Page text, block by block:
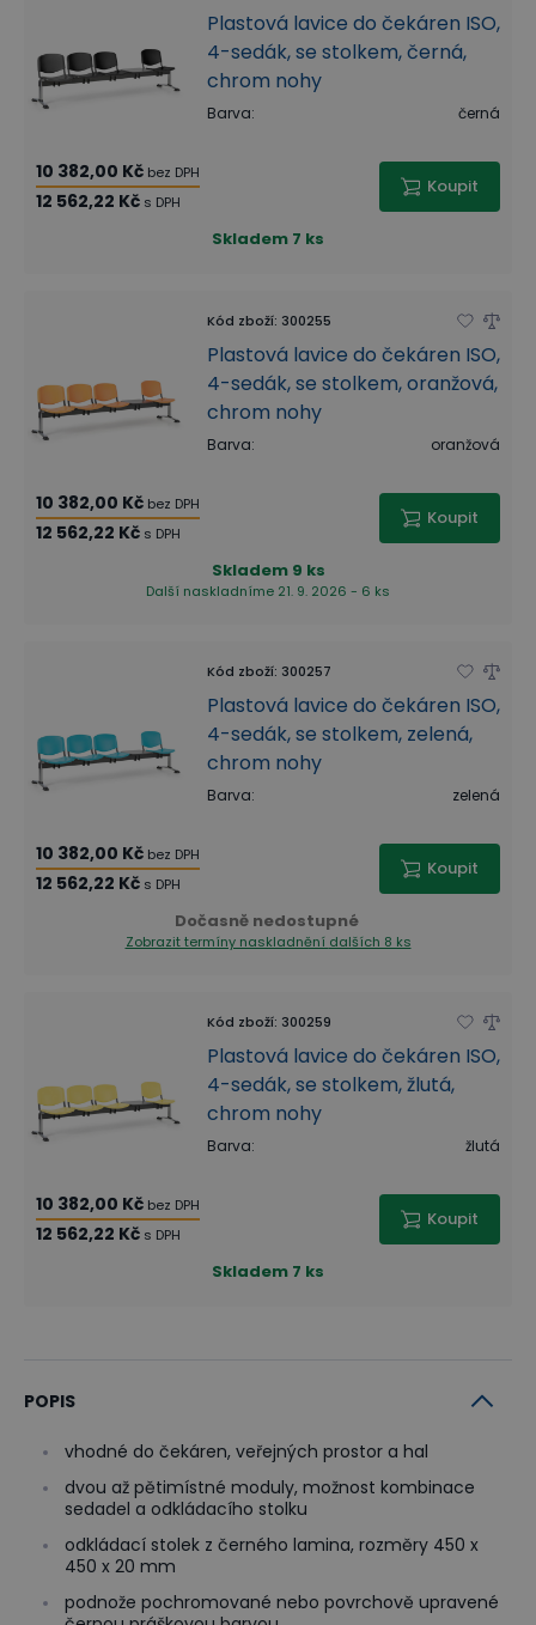
Plastová lavice do čekáren ISO,
4-sedák, se stolkem, černá,
chrom nohy
Barva: černá
10 382,00 Kč bez DPH
12 562,22 Kč s DPH
Koupit
Skladem 7 ks
Kód zboží: 300255
Plastová lavice do čekáren ISO,
4-sedák, se stolkem, oranžová,
chrom nohy
Barva: oranžová
10 382,00 Kč bez DPH
12 562,22 Kč s DPH
Koupit
Skladem 9 ks
Další naskladníme 21. 9. 2026 - 6 ks
Kód zboží: 300257
Plastová lavice do čekáren ISO,
4-sedák, se stolkem, zelená,
chrom nohy
Barva: zelená
10 382,00 Kč bez DPH
12 562,22 Kč s DPH
Koupit
Dočasně nedostupné
Zobrazit termíny naskladnění dalších 8 ks
Kód zboží: 300259
Plastová lavice do čekáren ISO,
4-sedák, se stolkem, žlutá,
chrom nohy
Barva: žlutá
10 382,00 Kč bez DPH
12 562,22 Kč s DPH
Koupit
Skladem 7 ks
POPIS
vhodné do čekáren, veřejných prostor a hal
dvou až pětimístné moduly, možnost kombinace
sedadel a odkládacího stolku
odkládací stolek z černého lamina, rozměry 450 x
450 x 20 mm
podnože pochromované nebo povrchově upravené